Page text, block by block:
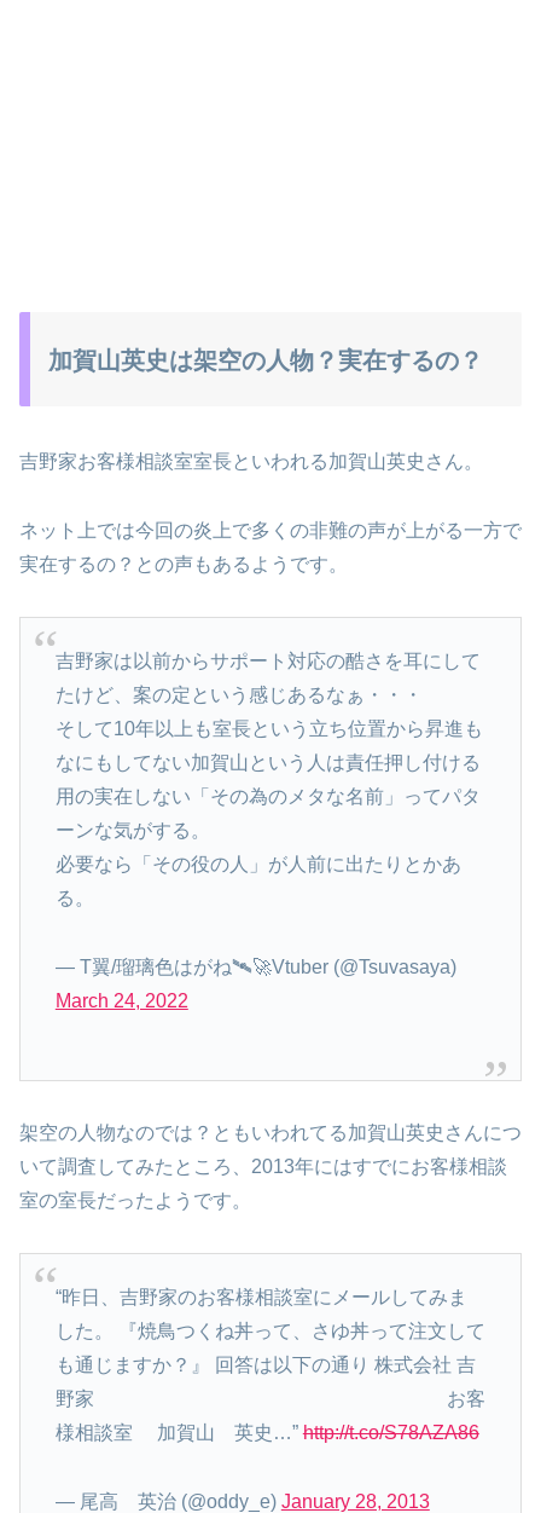
加賀山英史は架空の人物？実在するの？
吉野家お客様相談室室長といわれる加賀山英史さん。
ネット上では今回の炎上で多くの非難の声が上がる一方で
実在するの？との声もあるようです。
吉野家は以前からサポート対応の酷さを耳にして
たけど、案の定という感じあるなぁ・・・
そして10年以上も室長という立ち位置から昇進も
なにもしてない加賀山という人は責任押し付ける
用の実在しない「その為のメタな名前」ってパタ
ーンな気がする。
必要なら「その役の人」が人前に出たりとかあ
る。
— T翼/瑠璃色はがね🛰🚀Vtuber (@Tsuvasaya)
March 24, 2022
架空の人物なのでは？ともいわれてる加賀山英史さんにつ
いて調査してみたところ、2013年にはすでにお客様相談
室の室長だったようです。
“昨日、吉野家のお客様相談室にメールしてみま
した。 『焼鳥つくね丼って、さゆ丼って注文して
も通じますか？』 回答は以下の通り 株式会社 吉
野家 お客
様相談室 加賀山 英史…”http://t.co/S78AZA86
— 尾高 英治 (@oddy_e) January 28, 2013